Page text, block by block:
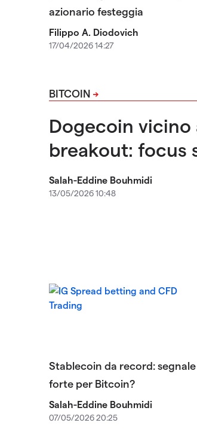
azionario festeggia
Filippo A. Diodovich
17/04/2026 14:27
BITCOIN
Dogecoin vicino
breakout: focus
Salah-Eddine Bouhmidi
13/05/2026 10:48
Stablecoin da record: segnale
forte per Bitcoin?
Salah-Eddine Bouhmidi
07/05/2026 20:25